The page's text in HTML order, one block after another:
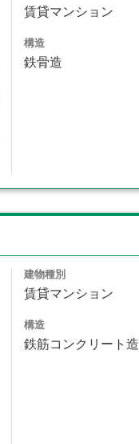
賃貸マンション
構造
鉄骨造
建物種別
賃貸マンション
構造
鉄筋コンクリート造